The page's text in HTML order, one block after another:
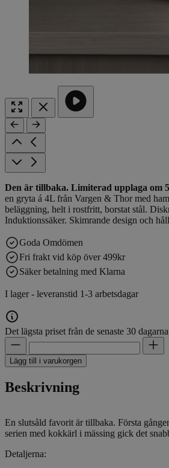
Den är tillbaka. Limiterad upplaga om
en gryta á 4L från Vargen & Thor med
beläggning, helt i rostfritt, borstat stål.
Induktionssäker. Skimrande design och
Goda Omdömen
Fri frakt vid köp över 499kr
Säker betalning med Klarna
I lager - leveranstid 1-3 arbetsdagar
Det lägsta priset från de senaste 30
Lägg till i varukorgen
Beskrivning
En slutsåld favorit är tillbaka. Första
serien med kokkärl i mässing gick det
Detaljerna: